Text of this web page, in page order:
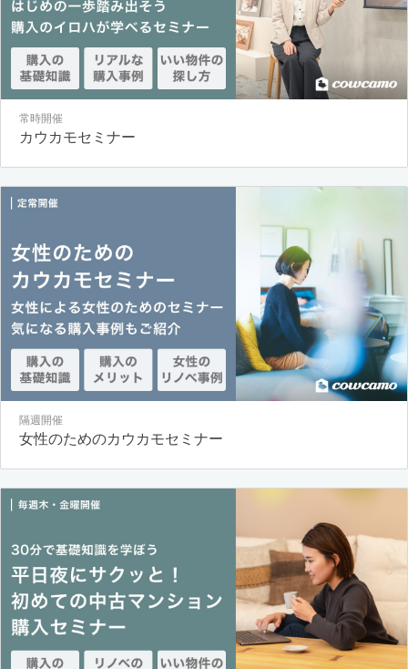
常時開催
カウカモセミナー
隔週開催
女性のためのカウカモセミナー